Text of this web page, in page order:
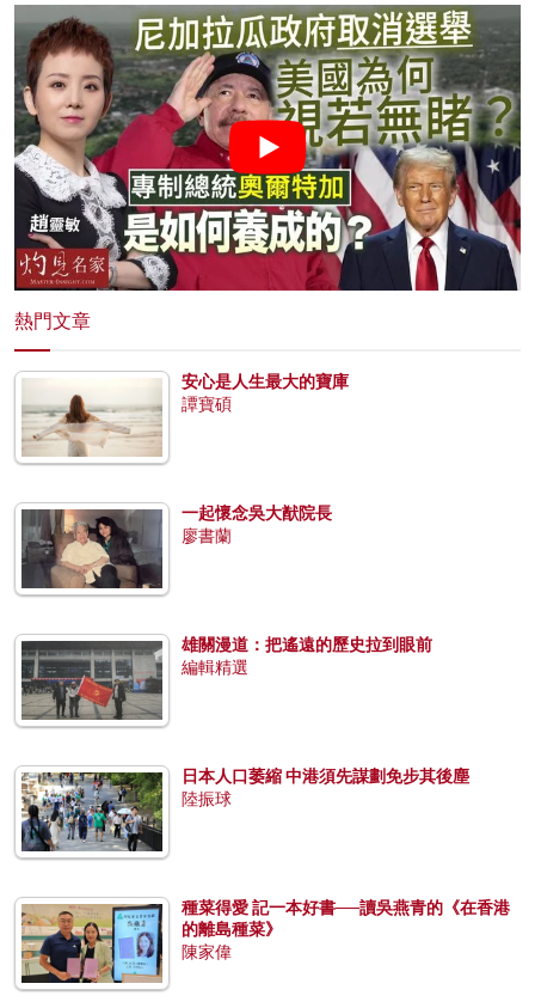
熱門文章
安心是人生最大的寶庫
譚寶碩
一起懷念吳大猷院長
廖書蘭
雄關漫道：把遙遠的歷史拉到眼前
編輯精選
日本人口萎縮 中港須先謀劃免步其後塵
陸振球
種菜得愛 記一本好書──讀吳燕青的《在香港
的離島種菜》
陳家偉